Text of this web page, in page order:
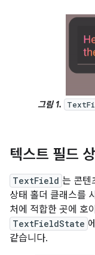
그림 1.
텍스트 필드
TextField 는 콘텐
상태 홀더 클래스를
처에 적합한 곳에 호
TextFieldState
같습니다.